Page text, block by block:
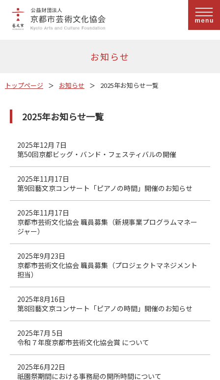
お知らせ
トップページ お知らせ 2025年お知らせ一覧
2025年お知らせ一覧
2025年12月 7日
第50回京都ビッグ・バンド・フェスティバルの開催
2025年11月17日
第9回藝文京コンサート「ピアノの時間」開催のお知らせ
2025年11月17日
京都市芸術文化協会 職員募集（新規事業プログラムマネー
ジャー）
2025年9月23日
京都市芸術文化協会 職員募集（プロジェクトマネジメント
担当）
2025年8月16日
第8回藝文京コンサート「ピアノの時間」開催のお知らせ
2025年7月 5日
令和７年度京都市芸術文化協会賞 について
2025年6月22日
祇園祭期間における事務局の開所時間について